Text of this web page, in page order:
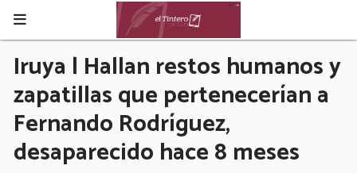
Iruya | Hallan restos humanos y
zapatillas que pertenecerían a
Fernando Rodríguez,
desaparecido hace 8 meses